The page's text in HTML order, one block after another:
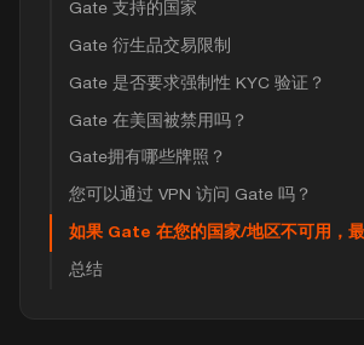
Gate 支持的国家
Gate 衍生品交易限制
Gate 是否要求强制性 KYC 验证？
Gate 在美国被禁用吗？
Gate拥有哪些牌照？
您可以通过 VPN 访问 Gate 吗？
如果 Gate 在您的国家/地区不可用，
总结